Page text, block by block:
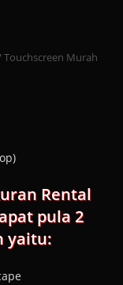
Touchscreen Murah
Rental
pula 2
yaitu: